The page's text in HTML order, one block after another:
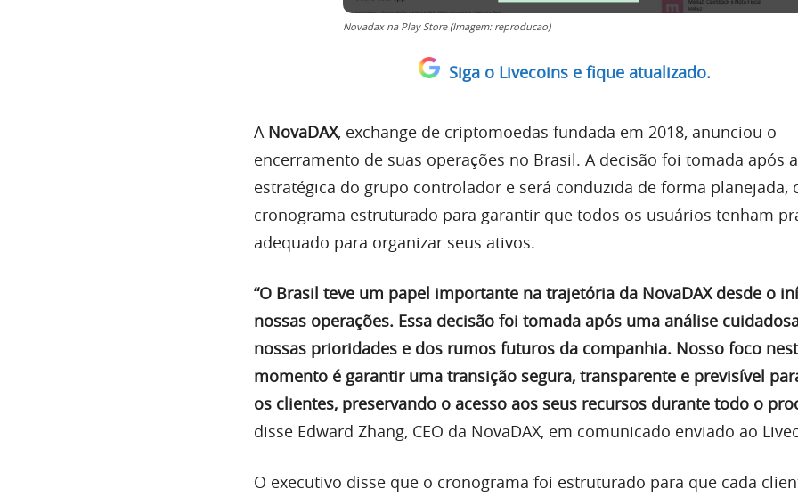
Novadax na Play Store (Imagem: reproducao)
Siga o Livecoins e fique atualizado.
A NovaDAX, exchange de criptomoedas fundada em 2018, anunciou o
encerramento de suas operações no Brasil. A decisão foi tomada após
estratégica do grupo controlador e será conduzida de forma planejada,
cronograma estruturado para garantir que todos os usuários tenham
adequado para organizar seus ativos.
“O Brasil teve um papel importante na trajetória da NovaDAX desde o
nossas operações. Essa decisão foi tomada após uma análise
nossas prioridades e dos rumos futuros da companhia. Nosso foco
momento é garantir uma transição segura, transparente e previsível
os clientes, preservando o acesso aos seus recursos durante todo o
disse Edward Zhang, CEO da NovaDAX, em comunicado enviado ao
O executivo disse que o cronograma foi estruturado para que cada